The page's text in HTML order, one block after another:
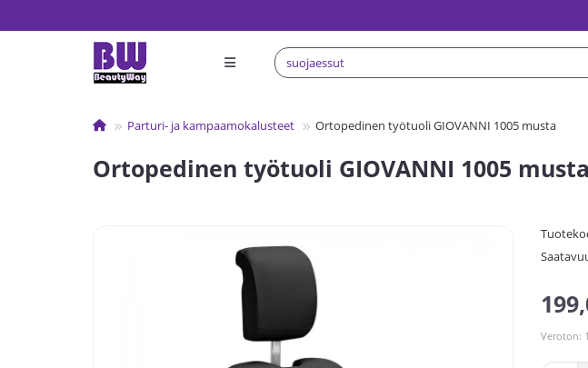
Parturi- ja kampaamokalusteet Ortopedinen työtuoli GIOVANNI 1005 musta
Ortopedinen työtuoli GIOVANNI 1005 musta
Veroton: